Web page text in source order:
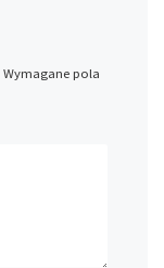
Wymagane pola